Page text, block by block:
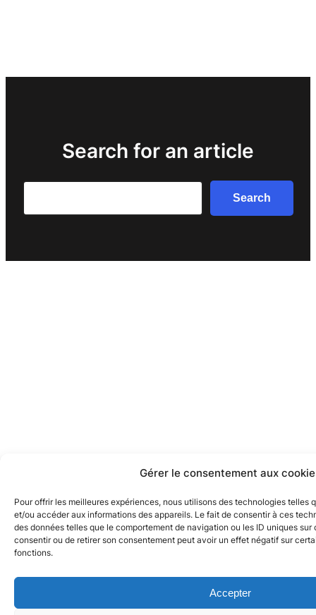
Gérer le consentement aux
Pour offrir les meilleures expériences, nous utilisons des technologies telles
et/ou accéder aux informations des appareils. Le fait de consentir à ces
des données telles que le comportement de navigation ou les ID uniques sur
consentir ou de retirer son consentement peut avoir un effet négatif sur
fonctions.
Accepter
Search for an article
Search